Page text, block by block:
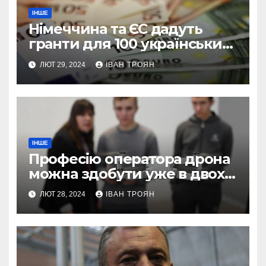
ІНШЕ
Німеччина та ЄС дадуть
гранти для 100 українських
підприємств
ЛЮТ 29, 2024 ІВАН ТРОЯН
ІНШЕ
Професію оператора дрона
можна здобути уже в двох
профтехах Львівщини
ЛЮТ 28, 2024 ІВАН ТРОЯН